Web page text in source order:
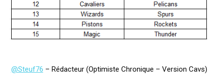
@Steuf76 – Rédacteur (Optimiste Chronique – Version Cavs)